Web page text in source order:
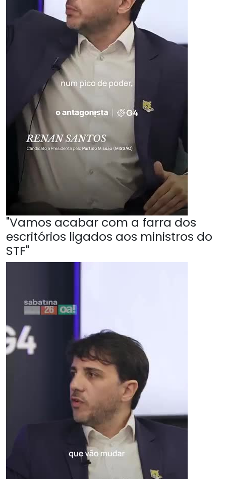
"Vamos acabar com a farra dos
escritórios ligados aos ministros do
STF"